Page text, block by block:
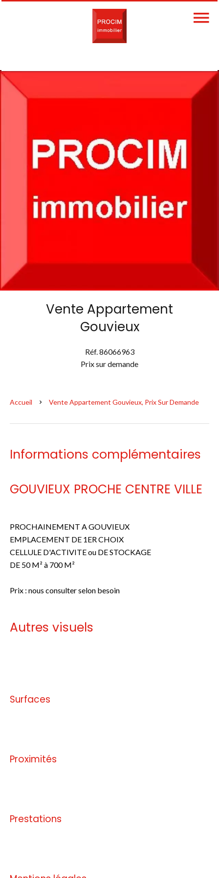
Vente Appartement
Gouvieux
Réf. 86066963
Prix sur demande
Accueil Vente Appartement Gouvieux, Prix Sur Demande
Informations complémentaires
GOUVIEUX PROCHE CENTRE VILLE
PROCHAINEMENT A GOUVIEUX
EMPLACEMENT DE 1ER CHOIX
CELLULE D'ACTIVITE ou DE STOCKAGE
DE 50 M² à 700 M²
Prix : nous consulter selon besoin
Autres visuels
Surfaces
Proximités
Prestations